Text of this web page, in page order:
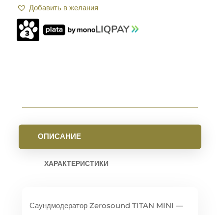
TITAN
MINI
BRAKE
9
Добавить в желания
ОПИСАНИЕ
ХАРАКТЕРИСТИКИ
Саундмодератор Zerosound TITAN MINI —